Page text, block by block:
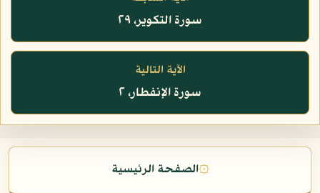
سورة التكوير، ٢٩
الآية التالية
سورة الإنفطار، ٢
۞الصفحة الرئيسية